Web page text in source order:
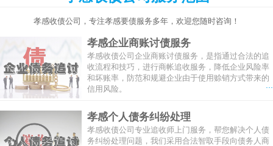
孝感收债公司，专注孝感要债服务多年，欢迎您随时咨询！
孝感企业商账讨债服务
孝感收债公司企业商账讨债服务，是指通过合法的追
收流程和技巧，进行商帐追收服务，降低企业风险率
和坏账率，防范和规避企业由于使用赊销方式带来的
信用风险。
...
孝感个人债务纠纷处理
孝感收债公司专业追收师上门服务，帮您解决个人债
务纠纷处理问题，我们采用合法智取手段向债务人商